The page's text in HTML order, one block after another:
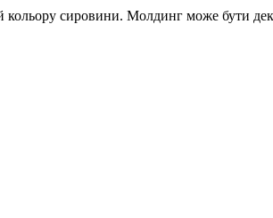
кольору сировини. Молдинг може бути